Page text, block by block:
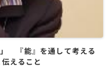
『能』を通して考える
えること